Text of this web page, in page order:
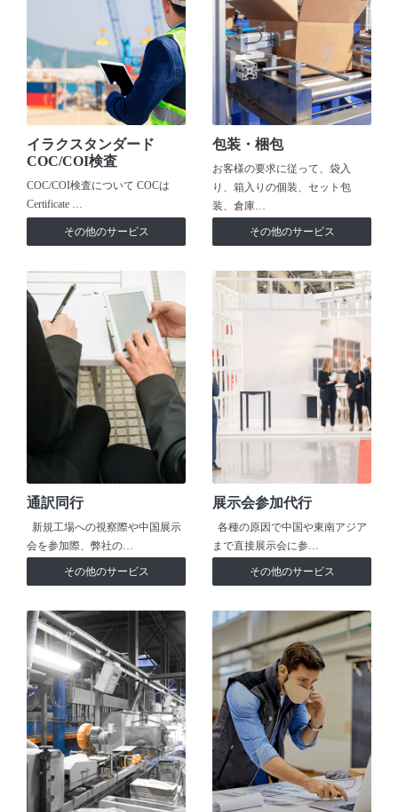
イラクスタンダード
COC/COI検査
COC/COI検査について COCは
Certificate …
その他のサービス
包装・梱包
お客様の要求に従って、袋入
り、箱入りの個装、セット包
装、倉庫…
その他のサービス
通訳同行
新規工場への視察際や中国展示
会を参加際、弊社の…
その他のサービス
展示会参加代行
各種の原因で中国や東南アジア
まで直接展示会に参…
その他のサービス